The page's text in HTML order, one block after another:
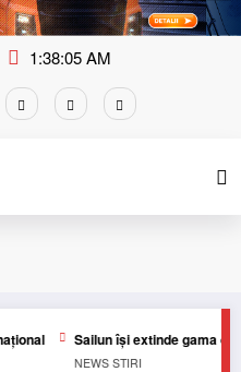
1:38:06 AM
Sailun își extinde gama de
STIRI